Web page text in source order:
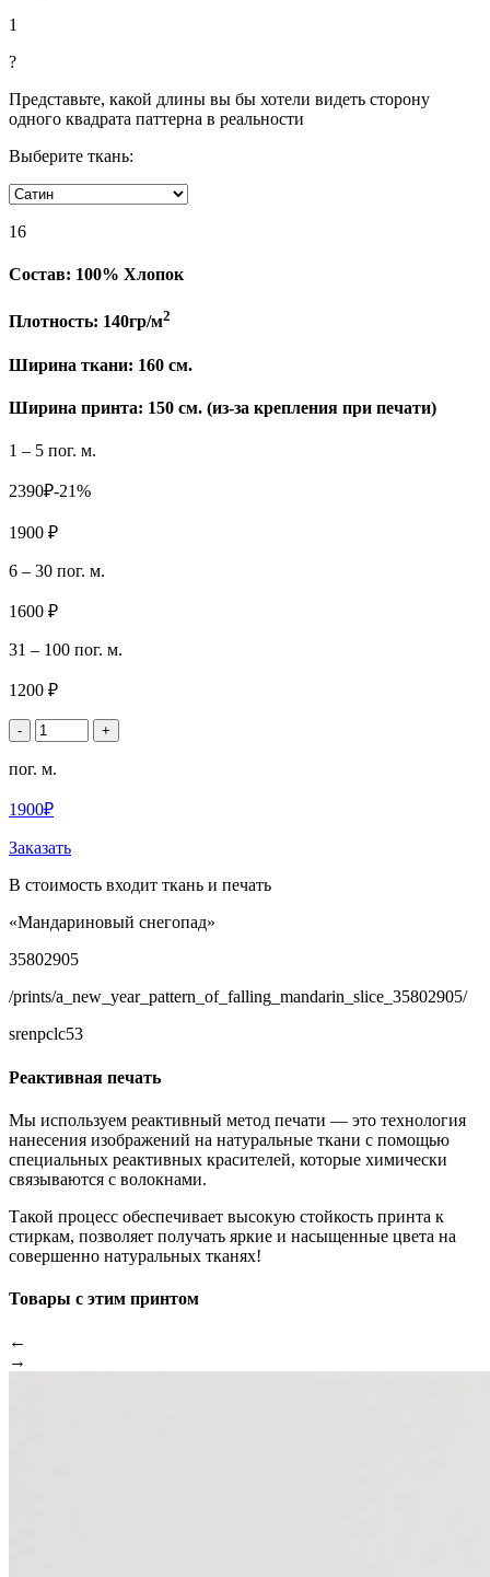
1
?
Представьте, какой длины вы бы хотели видеть сторону
одного квадрата паттерна в реальности
Выберите ткань:
16
Состав: 100% Хлопок
Плотность: 140гр/м2
Ширина ткани: 160 см.
Ширина принта: 150 см. (из-за крепления при печати)
1 – 5 пог. м.
2390₽-21%
1900 ₽
6 – 30 пог. м.
1600 ₽
31 – 100 пог. м.
1200 ₽
- +
пог. м.
1900₽
Заказать
В стоимость входит ткань и печать
«Мандариновый снегопад»
35802905
/prints/a_new_year_pattern_of_falling_mandarin_slice_35802905/
srenpclc53
Реактивная печать
Мы используем реактивный метод печати — это технология
нанесения изображений на натуральные ткани с помощью
специальных реактивных красителей, которые химически
связываются с волокнами.
Такой процесс обеспечивает высокую стойкость принта к
стиркам, позволяет получать яркие и насыщенные цвета на
совершенно натуральных тканях!
Товары с этим принтом
←
→